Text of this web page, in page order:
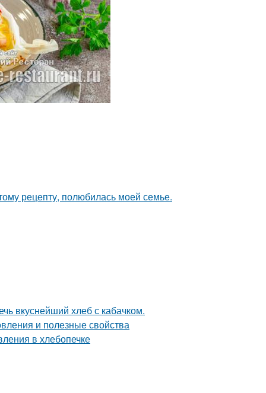
рецепту, полюбилась моей семье.
вкуснейший хлеб с кабачком.
и полезные свойства
в хлебопечке